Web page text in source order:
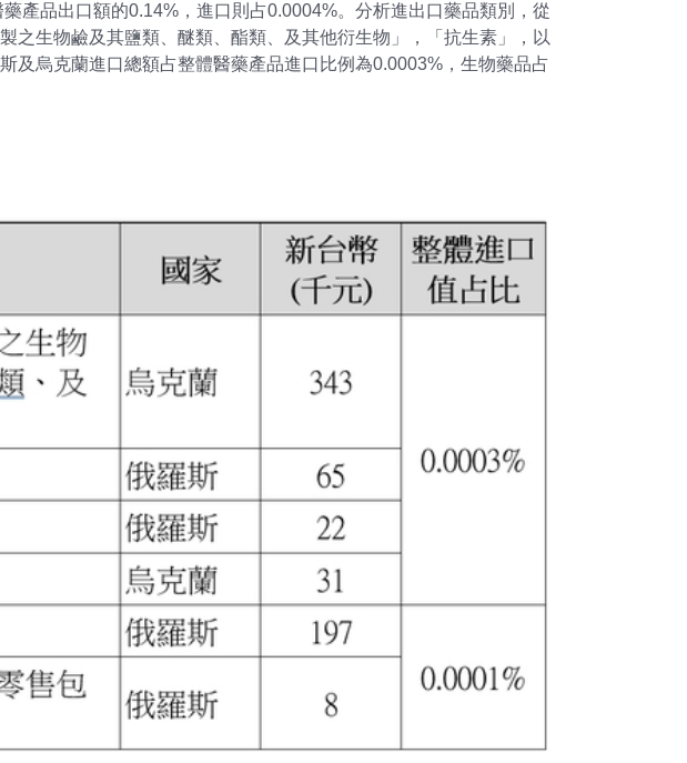
產品出口額的0.14%，進口則占0.0004%。分析進出口藥品類別，從
之生物鹼及其鹽類、醚類、酯類、及其他衍生物」，「抗生素」，以
及烏克蘭進口總額占整體醫藥產品進口比例為0.0003%，生物藥品占